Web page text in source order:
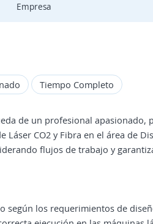
Empresa
Tiempo Completo
de un profesional apasionado,
CO2 y Fibra en el área de
flujos de trabajo y
los requerimientos de